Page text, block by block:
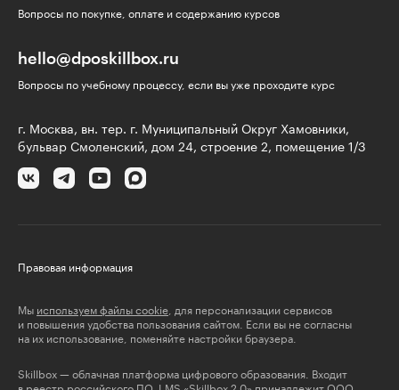
Вопросы по покупке, оплате и содержанию курсов
hello@dposkillbox.ru
Вопросы по учебному процессу, если вы уже проходите курс
г. Москва, вн. тер. г. Муниципальный Округ Хамовники,
бульвар Смоленский, дом 24, строение 2, помещение 1/3
Правовая информация
Мы используем файлы cookie , для персонализации сервисов
и повышения удобства пользования сайтом. Если вы не согласны
на их использование, поменяйте настройки браузера.
Skillbox — облачная платформа цифрового образования. Входит